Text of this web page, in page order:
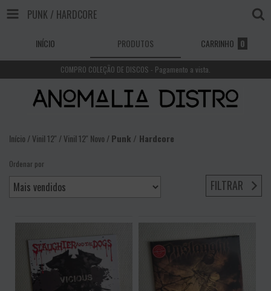
PUNK / HARDCORE
INÍCIO PRODUTOS CARRINHO 0
COMPRO COLEÇÃO DE DISCOS - Pagamento a vista.
Início /Vinil 12'' /Vinil 12'' Novo /Punk / Hardcore
Ordenar por
FILTRAR